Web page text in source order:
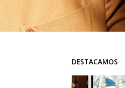
DESTACAMOS